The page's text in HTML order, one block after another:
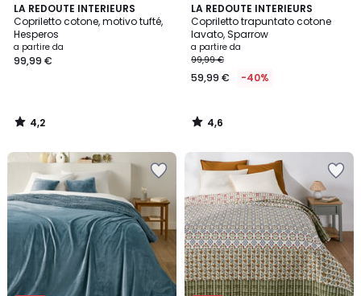
LA REDOUTE INTERIEURS
Copriletto cotone, motivo tufté,
Hesperos
a partire da
99,99 €
4,2
/ 5
4,2
/
LA REDOUTE INTERIEURS
Copriletto trapuntato cotone
lavato, Sparrow
a partire da
99,99 €
59,99 € -40%
4,6
/ 5
4,6
/